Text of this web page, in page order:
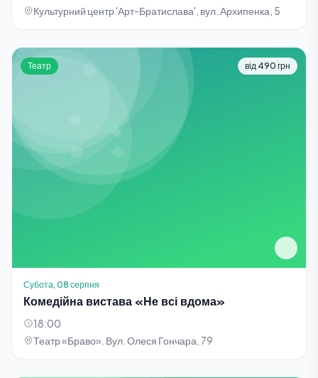
Культурний центр 'Арт-Братислава', вул. Архипенка, 5
Театр від 490 грн
Субота, 08 серпня
Комедійна вистава «Не всі вдома»
18:00
Театр «Браво». Вул. Олеся Гончара, 79